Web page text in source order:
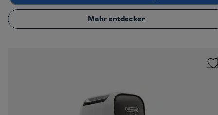
Mehr entdecken